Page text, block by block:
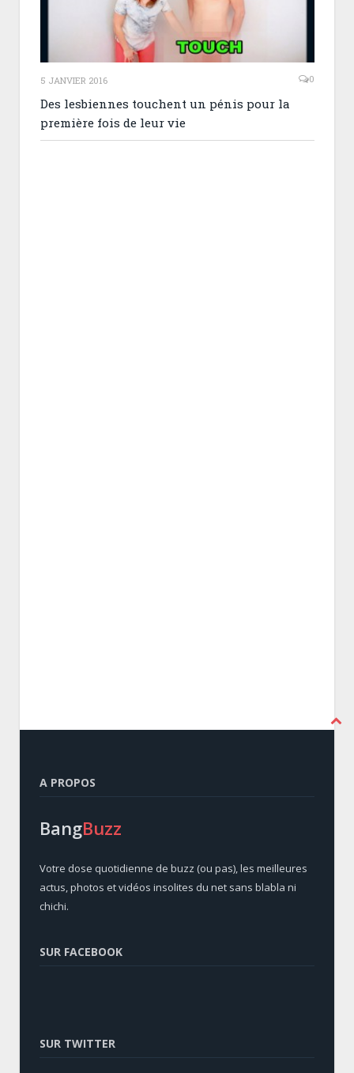
5 JANVIER 2016 0
Des lesbiennes touchent un pénis pour la
première fois de leur vie
A PROPOS
BangBuzz
Votre dose quotidienne de buzz (ou pas), les meilleures
actus, photos et vidéos insolites du net sans blabla ni
chichi.
SUR FACEBOOK
SUR TWITTER